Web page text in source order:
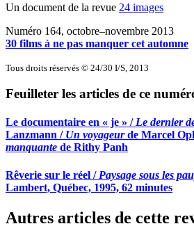
Un document de la revue 24 images
Numéro 164, octobre–novembre 2013
30 films à ne pas manquer cet automne
Tous droits réservés © 24/30 I/S, 2013
Feuilleter les articles de ce
Le documentaire en « je » /Le dernier
Lanzmann / Un voyageurde Marcel
manquante de Rithy Panh
Rêverie sur le réel / Paysage sous les
Lambert, Québec, 1995, 62 minutes
Autres articles de cette